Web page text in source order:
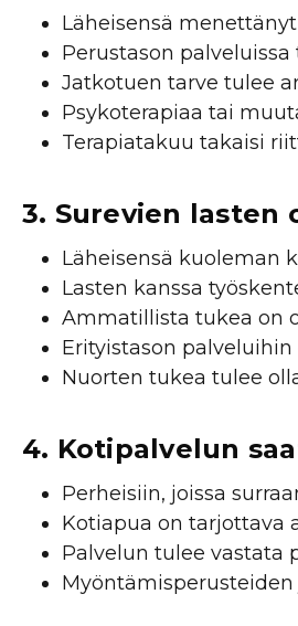
Läheisensä
Perustason
Jatkotuen tarve tulee
Psykoterapiaa tai
Terapiatakuu takaisi
3. Surevien lasten
Läheisensä kuoleman
Lasten kanssa
Ammatillista tukea on
Erityistason
Nuorten tukea tulee
4. Kotipalv elun
Perheisiin, joissa
Kotiapua on tarjottava
Palvelun tulee vastata